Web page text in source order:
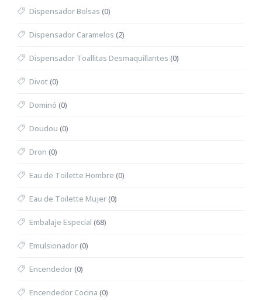
Dispensador Bolsas (0)
Dispensador Caramelos (2)
Dispensador Toallitas Desmaquillantes (0)
Divot (0)
Dominó (0)
Doudou (0)
Dron (0)
Eau de Toilette Hombre (0)
Eau de Toilette Mujer(0)
Embalaje Especial (68)
Emulsionador(0)
Encendedor(0)
Encendedor Cocina (0)